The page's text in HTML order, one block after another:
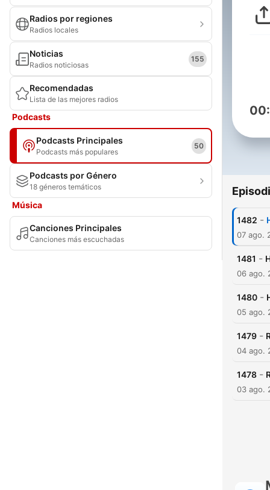
Radios por regiones
Radios locales
Noticias
Radios noticiosas
155
Recomendadas
Lista de las mejores radios
Podcasts
Podcasts Principales
Podcasts más populares
50
Podcasts por Género
18 géneros temáticos
Música
Canciones Principales
Canciones más escuchadas
1482 -
07 ago.
1481 -
06 ago.
1480 -
05 ago.
1479 -
04 ago.
1478 -
03 ago.